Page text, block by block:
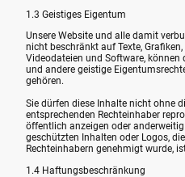
1.3 Geistiges Eigentum
Unsere Website und alle damit
nicht beschränkt auf Texte,
Videodateien und Software, können
und andere geistige
gehören.
Sie dürfen diese Inhalte nicht ohne
entsprechenden Rechteinhaber
öffentlich anzeigen oder
geschützten Inhalten oder Logos,
Rechteinhabern genehmigt wurde,
1.4 Haftungsbeschränkung